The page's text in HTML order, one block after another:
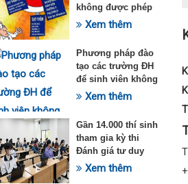
không được phép
dạy thêm theo
Xem thêm
Phương pháp đào
tạo các trường ĐH
để sinh viên không
quá tải với ngành
Xem thêm
Gần 14.000 thí sinh
tham gia kỳ thi
Đánh giá tư duy
đợt 1 năm 2025
Xem thêm